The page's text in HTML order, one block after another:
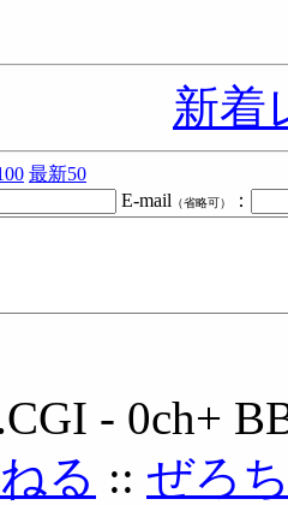
新着
最新50
E-mail （省略可） ：
- 0ch+
る :: ぜろ